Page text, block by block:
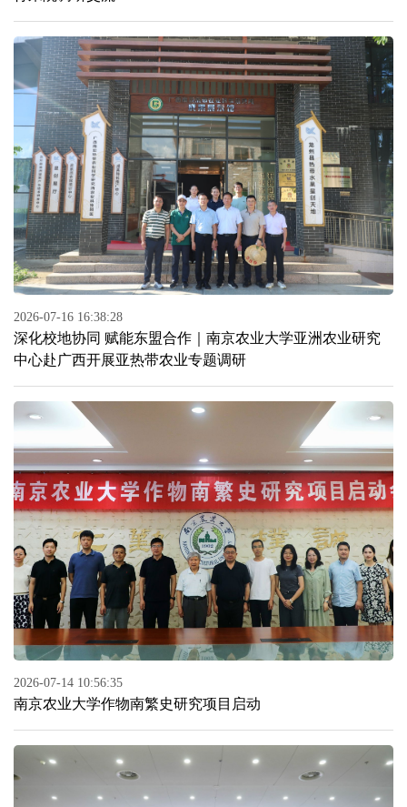
2026-07-16 16:38:28
深化校地协同 赋能东盟合作｜南京农业大学亚洲农业研究
中心赴广西开展亚热带农业专题调研
2026-07-14 10:56:35
南京农业大学作物南繁史研究项目启动